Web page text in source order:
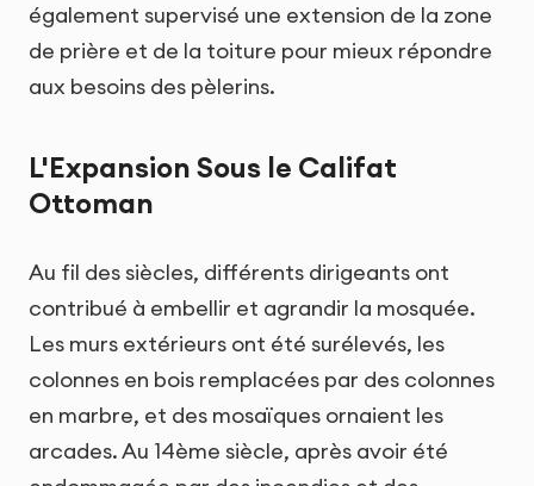
également supervisé une extension de la zone
de prière et de la toiture pour mieux répondre
aux besoins des pèlerins.
L'Expansion Sous le Califat
Ottoman
Au fil des siècles, différents dirigeants ont
contribué à embellir et agrandir la mosquée.
Les murs extérieurs ont été surélevés, les
colonnes en bois remplacées par des colonnes
en marbre, et des mosaïques ornaient les
arcades. Au 14ème siècle, après avoir été